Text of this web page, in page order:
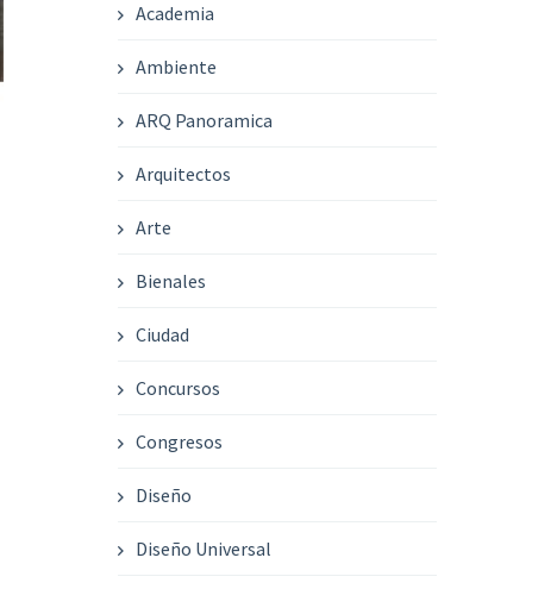
Academia
Ambiente
ARQ Panoramica
Arquitectos
Arte
Bienales
Ciudad
Concursos
Congresos
Diseño
Diseño Universal